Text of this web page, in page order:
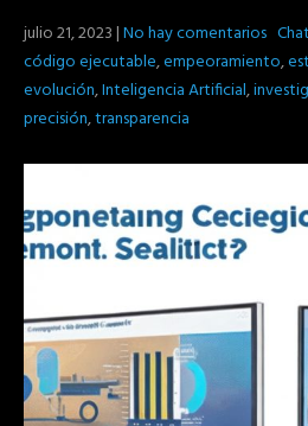
julio 21, 2023|No hay comentarios
código ejecutable,empeoramiento,
evolución,Inteligencia Artificial,
precisión,transparencia